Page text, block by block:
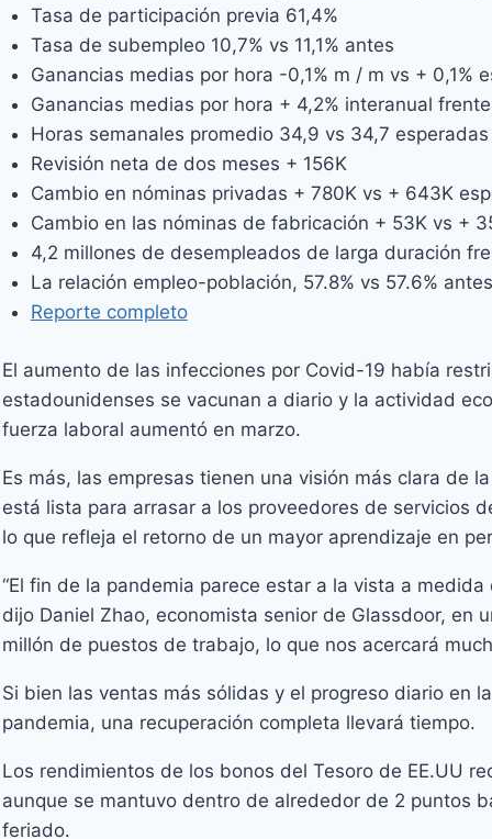
Tasa de participación previa 61,4%
Tasa de subempleo 10,7% vs 11,1% antes
Ganancias medias por hora -0,1% m / m vs + 0,1%
Ganancias medias por hora + 4,2% interanual
Horas semanales promedio 34,9 vs 34,7 esperadas
Revisión neta de dos meses + 156K
Cambio en nóminas privadas + 780K vs + 643K
Cambio en las nóminas de fabricación + 53K vs +
4,2 millones de desempleados de larga duración
La relación empleo-población, 57.8% vs 57.6% antes
Reporte completo
El aumento de las infecciones por Covid-19 había
estadounidenses se vacunan a diario y la actividad
fuerza laboral aumentó en marzo.
Es más, las empresas tienen una visión más clara de
está lista para arrasar a los proveedores de servicios
lo que refleja el retorno de un mayor aprendizaje en
“El fin de la pandemia parece estar a la vista a
dijo Daniel Zhao, economista senior de Glassdoor, en
millón de puestos de trabajo, lo que nos acercará
Si bien las ventas más sólidas y el progreso diario en
pandemia, una recuperación completa llevará tiempo.
Los rendimientos de los bonos del Tesoro de EE.UU
aunque se mantuvo dentro de alrededor de 2 puntos
feriado.